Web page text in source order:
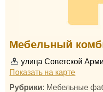
Мебельный
улица Советской
Показать на карте
Рубрики: Мебельные